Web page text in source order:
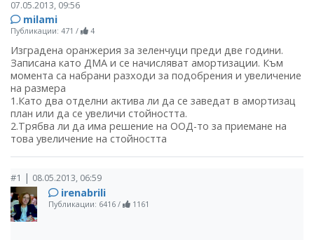
07.05.2013, 09:56
milami
Публикации: 471 / 4
Изградена оранжерия за зеленчуци преди две години.
Записана като ДМА и се начисляват амортизации. Към
момента са набрани разходи за подобрения и увеличение
на размера
1.Като два отделни актива ли да се заведат в амортизац
план или да се увеличи стойността.
2.Трябва ли да има решение на ООД-то за приемане на
това увеличение на стойността
#1 | 08.05.2013, 06:59
irenabrili
Публикации: 6416/ 1161